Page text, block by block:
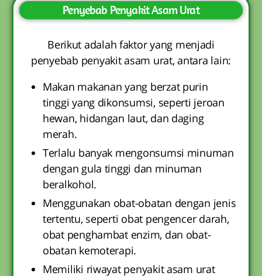
Penyebab Penyakit Asam Urat
Berikut adalah faktor yang menjadi
penyebab penyakit asam urat, antara lain:
Makan makanan yang berzat purin
tinggi yang dikonsumsi, seperti jeroan
hewan, hidangan laut, dan daging
merah.
Terlalu banyak mengonsumsi minuman
dengan gula tinggi dan minuman
beralkohol.
Menggunakan obat-obatan dengan jenis
tertentu, seperti obat pengencer darah,
obat penghambat enzim, dan obat-
obatan kemoterapi.
Memiliki riwayat penyakit asam urat